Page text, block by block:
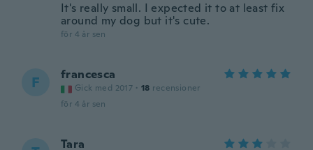
It's really small. I expected it to at least fix
around my dog but it's cute.
för 4 år sen
F francesca
Gick med 2017 · 18 recensioner
för 4 år sen
Tara